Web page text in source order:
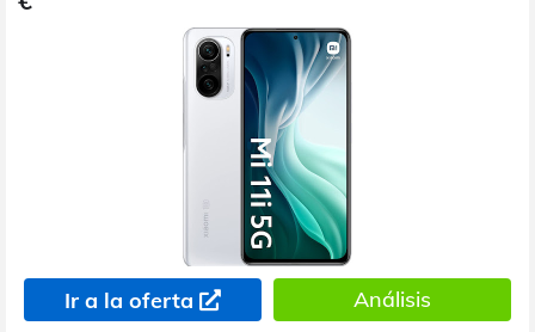
Ir a la oferta Análisis